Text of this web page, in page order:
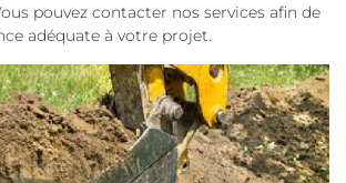
pouvez contacter nos services afin de
adéquate à votre projet.